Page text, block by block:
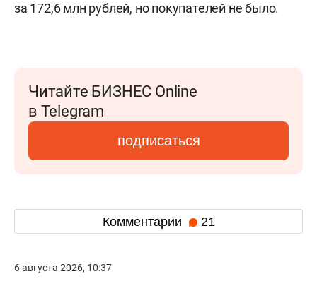
за 172,6 млн рублей, но покупателей не было.
Читайте БИЗНЕС Online
в Telegram
подписаться
Комментарии 21
6 августа 2026, 10:37